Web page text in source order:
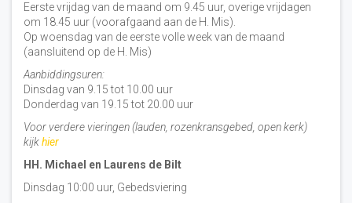
Eerste vrijdag van de maand om 9.45 uur, overige vrijdagen
om 18.45 uur (voorafgaand aan de H. Mis).
Op woensdag van de eerste volle week van de maand
(aansluitend op de H. Mis)
Aanbiddingsuren:
Dinsdag van 9.15 tot 10.00 uur
Donderdag van 19.15 tot 20.00 uur
Voor verdere vieringen (lauden, rozenkransgebed, open kerk)
kijkhier
HH. Michael en Laurens de Bilt
Dinsdag 10:00 uur, Gebedsviering